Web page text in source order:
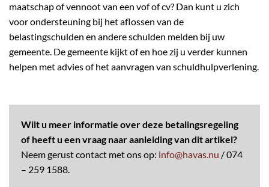
maatschap of vennoot van een vof of cv? Dan kunt u zich
voor ondersteuning bij het aflossen van de
belastingschulden en andere schulden melden bij uw
gemeente. De gemeente kijkt of en hoe zij u verder kunnen
helpen met advies of het aanvragen van schuldhulpverlening.
Wilt u meer informatie over deze betalingsregeling
of heeft u een vraag naar aanleiding van dit artikel?
Neem gerust contact met ons op: info@havas.nu / 074
– 259 1588.